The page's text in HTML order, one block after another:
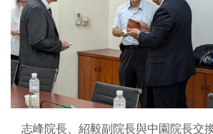
志峰院長、紹毅副院長與中園院長交